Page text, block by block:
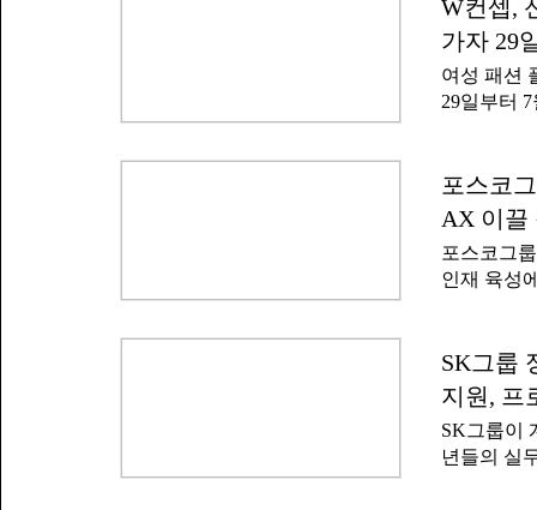
떻게 협력
요하지만
수 있다'
선의 고도
경쟁력을
체, IT, 첨
다.특히 전
업 진단을
(직장인 기
한다.기업
W컨셉,
가자 29
여성 패션
29일부터
원하는 프
발한다.
교육, 마케
셉 플랫폼
기회도 지
부 심사위
랜드가 최
운데 최우
설명했다.
포스코
AX 이끌
포스코그
인재 육성
집하고 있
는 'K-뉴딜
300명의
양성한다.
발 △딥러
SK그룹
지원, 프
SK그룹이
년들의 실